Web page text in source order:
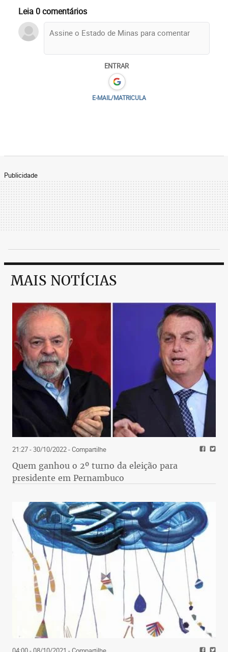
Leia 0 comentários
ENTRAR
E-MAIL/MATRICULA
Publicidade
MAIS NOTÍCIAS
21:27 - 30/10/2022- Compartilhe
Quem ganhou o 2º turno da eleição para
presidente em Pernambuco